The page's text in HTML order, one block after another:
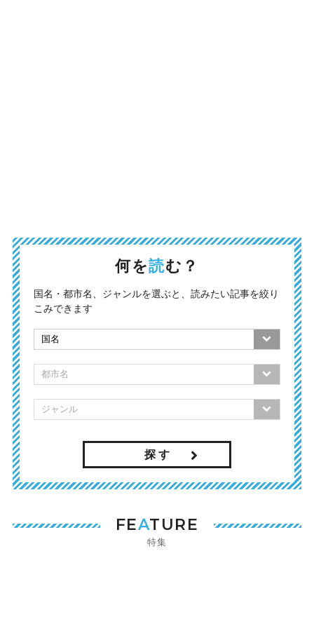
何を読む？
国名・都市名、ジャンルを選ぶと、読みたい記事を絞り
こみできます
探 す
FEATURE
特集